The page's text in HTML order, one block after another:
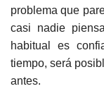
problema que
casi nadie
habitual es
tiempo, será
antes.